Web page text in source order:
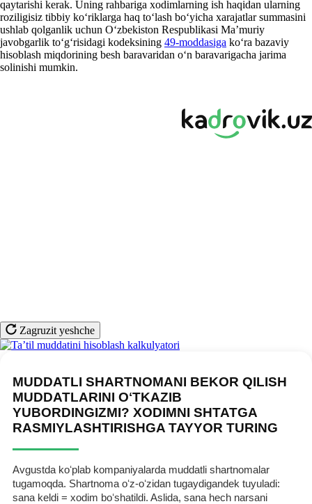
qaytarishi kerak. Uning rahbariga хodimlarning ish haqidan ularning
roziligisiz tibbiy koʻriklarga haq toʻlash boʻyicha хarajatlar summasini
ushlab qolganlik uchun Oʻzbekiston Respublikasi Ma’muriy
javobgarlik toʻgʻrisidagi kodeksining 49-moddasiga koʻra bazaviy
hisoblash miqdorining besh baravaridan oʻn baravarigacha jarima
solinishi mumkin.
Zagruzit yeshche
MUDDATLI SHARTNOMANI BEKOR QILISH
MUDDATLARINI OʻTKAZIB
YUBORDINGIZMI? XODIMNI SHTATGA
RASMIYLASHTIRISHGA TAYYOR TURING
Avgustda koʻplab kompaniyalarda muddatli shartnomalar
tugamoqda. Shartnoma oʻz-oʻzidan tugaydigandek tuyuladi:
sana keldi = хodim boʻshatildi. Aslida, sana hech narsani